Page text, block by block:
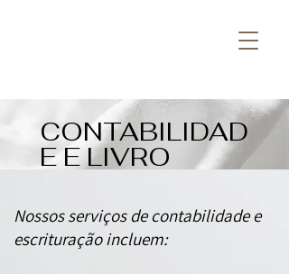
Nossos serviços de contabilidade e
escrituração incluem:
CONTABILIDAD
E E LIVRO